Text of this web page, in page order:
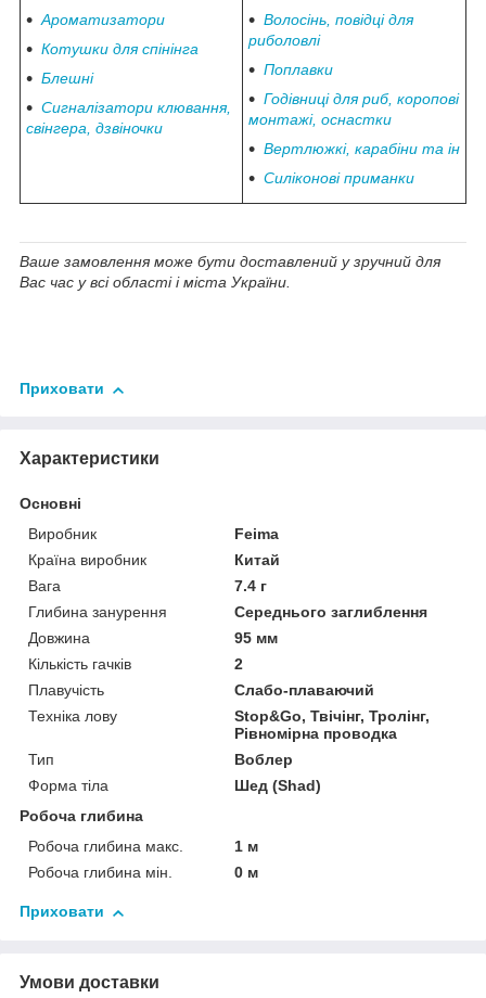
Ароматизатори
Котушки для спінінга
Блешні
Сигналізатори клювання,
свінгера, дзвіночки
Волосінь, повідці для
риболовлі
Поплавки
Годівниці для риб, коропові
монтажі, оснастки
Вертлюжкі, карабіни та ін
Силіконові приманки
Ваше замовлення може бути доставлений у зручний для
Вас час у всі області і міста України.
Приховати
Характеристики
Основні
Виробник
Feima
Країна виробник
Китай
Вага
7.4 г
Глибина занурення
Середнього заглиблення
Довжина
95 мм
Кількість гачків
2
Плавучість
Слабо-плаваючий
Техніка лову
Stop&Go, Твічінг, Тролінг,
Рівномірна проводка
Тип
Воблер
Форма тіла
Шед (Shad)
Робоча глибина
Робоча глибина макс.
1 м
Робоча глибина мін.
0 м
Приховати
Умови доставки